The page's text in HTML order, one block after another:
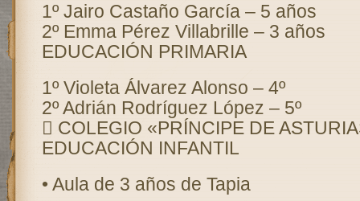
1º Jairo Castaño García – 5 años
2º Emma Pérez Villabrille – 3 años
EDUCACIÓN PRIMARIA
1º Violeta Álvarez Alonso – 4º
2º Adrián Rodríguez López – 5º
 COLEGIO «PRÍNCIPE DE
EDUCACIÓN INFANTIL
• Aula de 3 años de Tapia